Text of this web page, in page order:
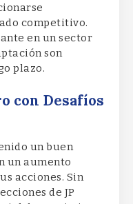
competitivo.
en un sector
son
plazo.
con Desafíos
un buen
un aumento
acciones. Sin
de JP